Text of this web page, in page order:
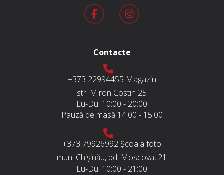
Contacte
+373 22994455 Magazin
str. Miron Costin 25
Lu-Du: 10:00 - 20:00
Pauză de masă 14:00 - 15:00
+373 79926992 Școala foto
mun. Chișinău, bd. Moscova, 21
Lu-Du: 10:00 - 21:00